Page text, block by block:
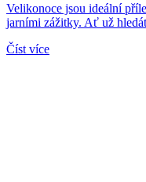
Velikonoce jsou ideální
jarními zážitky. Ať už
Číst více